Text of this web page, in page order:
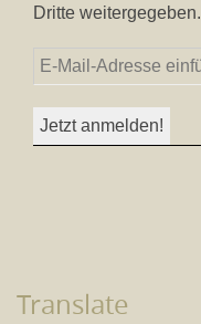
Dritte weitergegeben.
Translate